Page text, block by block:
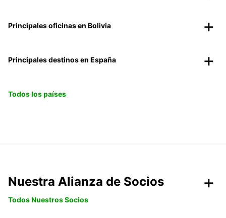
Principales oficinas en Bolivia
Principales destinos en España
Todos los países
Nuestra Alianza de Socios
Todos Nuestros Socios